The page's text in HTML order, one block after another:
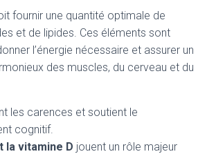
fournir une quantité optimale de
et de lipides. Ces éléments sont
l’énergie nécessaire et assurer un
des muscles, du cerveau et du
les carences et soutient le
cognitif.
la vitamine D jouent un rôle majeur